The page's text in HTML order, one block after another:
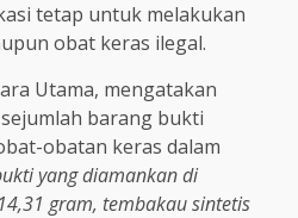
tetap untuk melakukan
obat keras ilegal.
Utama, mengatakan
barang bukti
obatan keras dalam
yang diamankan di
gram, tembakau sintetis